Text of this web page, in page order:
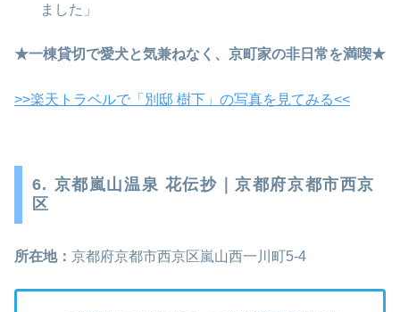
ました」
★一棟貸切で愛犬と気兼ねなく、京町家の非日常を満喫★
>>楽天トラベルで「別邸 樹下」の写真を見てみる<<
6. 京都嵐山温泉 花伝抄｜京都府京都市西京
区
所在地： 京都府京都市西京区嵐山西一川町5-4